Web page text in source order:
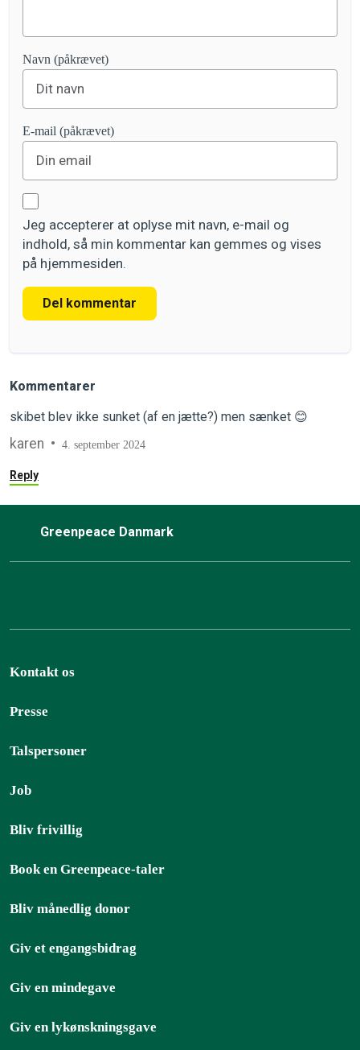
Navn (påkrævet)
E-mail (påkrævet)
Jeg accepterer at oplyse mit navn, e-mail og
indhold, så min kommentar kan gemmes og vises
på hjemmesiden.
Del kommentar
Kommentarer
skibet blev ikke sunket (af en jætte?) men sænket 😊
karen 4. september 2024
Reply
Greenpeace Danmark
Kontakt os
Presse
Talspersoner
Job
Bliv frivillig
Book en Greenpeace-taler
Bliv månedlig donor
Giv et engangsbidrag
Giv en mindegave
Giv en lykønskningsgave